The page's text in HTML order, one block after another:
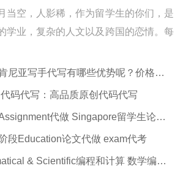
当空，人影稀，作为留学生的你们，是
学业，复杂的人文以及跨国的恋情。每
亚写手代写有哪些优势呢？价格便宜吗？
码代写：高品质原创代码代写
代做 Singapore留学生论文代写服务
段Education论文代做 exam代考
& Scientific编程和计算 数学编程作业代做